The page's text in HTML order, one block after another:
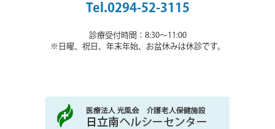
Tel.0294-52-3115
診療受付時間：8:30～11:00
※日曜、祝日、年末年始、お盆休みは休診です。